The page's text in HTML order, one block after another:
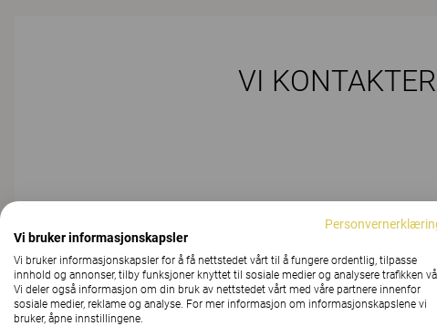
VI
Emne
Vi bruker informasjonskapsler
Vi bruker informasjonskapsler for å få nettstedet vårt til å fungere ordentlig, tilpasse
innhold og annonser, tilby funksjoner knyttet til sosiale medier og analysere trafikken
Vi deler også informasjon om din bruk av nettstedet vårt med våre partnere innenfor
sosiale medier, reklame og analyse. For mer informasjon om informasjonskapslene vi
bruker, åpne innstillingene.